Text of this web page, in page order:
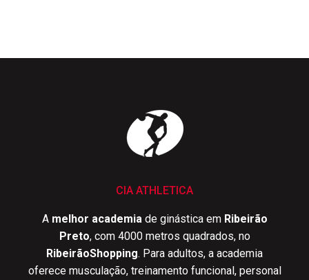
CIA ATHLETICA
A melhor academia de ginástica em Ribeirão
Preto, com 4000 metros quadrados, no
RibeirãoShopping. Para adultos, a academia
oferece musculação, treinamento funcional, personal